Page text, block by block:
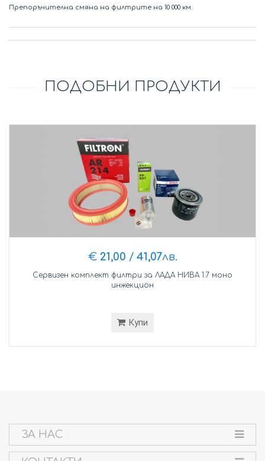
Препоръчителна смяна на филтрите на 10 000 км.
ПОДОБНИ ПРОДУКТИ
€ 21,00 / 41,07лв.
Сервизен комплект филтри за ЛАДА НИВА 1.7 моно
инжекцион
Купи
ЗА НАС